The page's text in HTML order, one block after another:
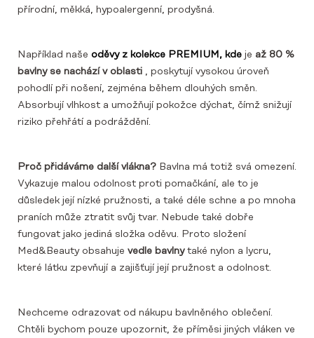
přírodní, měkká, hypoalergenní, prodyšná.
Například naše oděvy z kolekce PREMIUM, kde je až 80 %
bavlny se nachází v oblasti , poskytují vysokou úroveň
pohodlí při nošení, zejména během dlouhých směn.
Absorbují vlhkost a umožňují pokožce dýchat, čímž snižují
riziko přehřátí a podráždění.
Proč přidáváme další vlákna? Bavlna má totiž svá omezení.
Vykazuje malou odolnost proti pomačkání, ale to je
důsledek její nízké pružnosti, a také déle schne a po mnoha
praních může ztratit svůj tvar. Nebude také dobře
fungovat jako jediná složka oděvu. Proto složení
Med&Beauty obsahuje vedle bavlnytaké nylon a lycru,
které látku zpevňují a zajišťují její pružnost a odolnost.
Nechceme odrazovat od nákupu bavlněného oblečení.
Chtěli bychom pouze upozornit, že příměsi jiných vláken ve